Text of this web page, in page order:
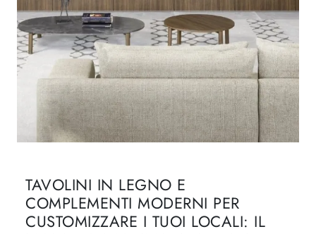
TAVOLINI IN LEGNO E
COMPLEMENTI MODERNI PER
CUSTOMIZZARE I TUOI LOCALI: IL